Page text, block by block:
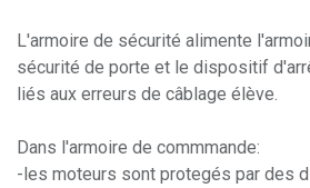
L'armoire de sécurité alimente
sécurité de porte et le dispositif
liés aux erreurs de câblage élève.
Dans l'armoire de commmande:
-les moteurs sont protegés par des